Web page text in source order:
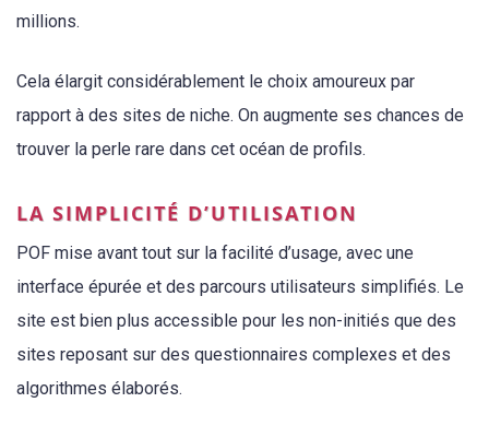
millions.
Cela élargit considérablement le choix amoureux par
rapport à des sites de niche. On augmente ses chances de
trouver la perle rare dans cet océan de profils.
LA SIMPLICITÉ D’UTILISATION
POF mise avant tout sur la facilité d’usage, avec une
interface épurée et des parcours utilisateurs simplifiés. Le
site est bien plus accessible pour les non-initiés que des
sites reposant sur des questionnaires complexes et des
algorithmes élaborés.